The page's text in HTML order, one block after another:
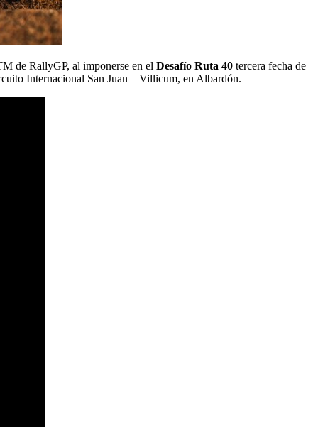
de RallyGP, al imponerse en el Desafío Ruta 40 tercera fecha de
Internacional San Juan – Villicum, en Albardón.